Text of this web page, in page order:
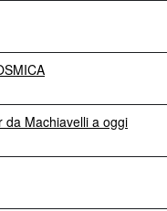
da Machiavelli a oggi